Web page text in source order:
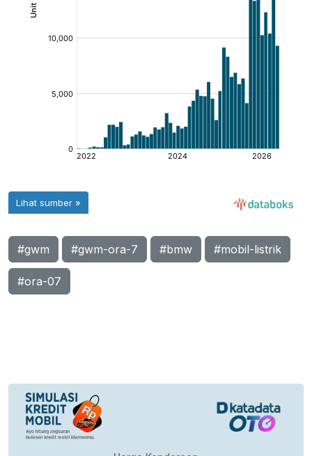
#gwm #gwm-ora-7 #bmw #mobil-listrik
#ora-07